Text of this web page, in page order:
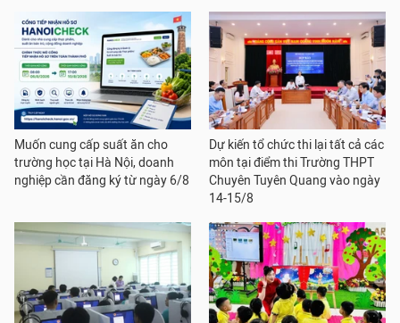
Muốn cung cấp suất ăn cho
trường học tại Hà Nội, doanh
nghiệp cần đăng ký từ ngày 6/8
Dự kiến tổ chức thi lại tất cả các
môn tại điểm thi Trường THPT
Chuyên Tuyên Quang vào ngày
14-15/8